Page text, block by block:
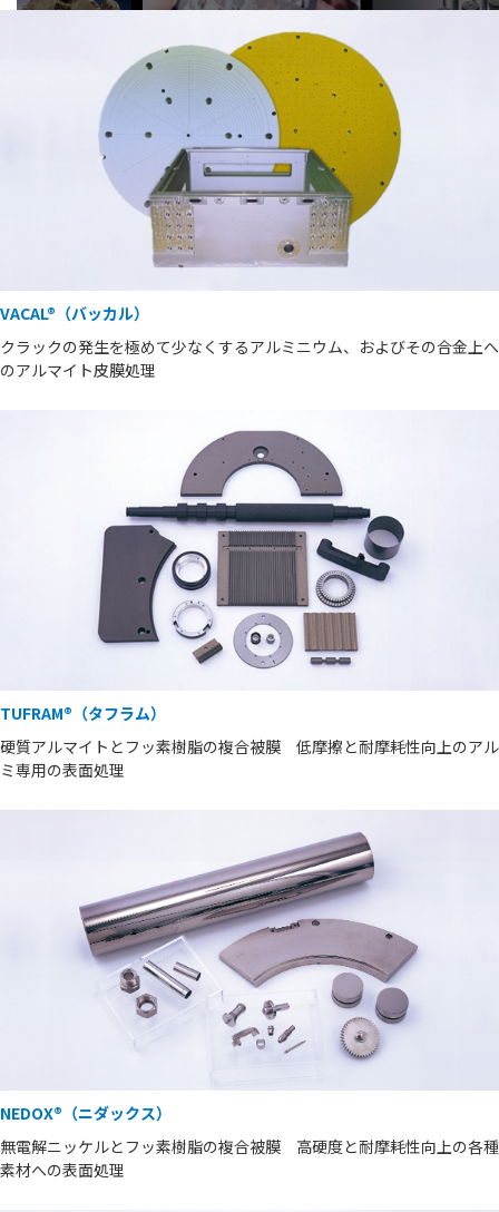
VACAL®（バッカル）
クラックの発生を極めて少なくするアルミニウム、およびその合金上へ
のアルマイト皮膜処理
TUFRAM®（タフラム）
硬質アルマイトとフッ素樹脂の複合被膜 低摩擦と耐摩耗性向上のアル
ミ専用の表面処理
NEDOX®（ニダックス）
無電解ニッケルとフッ素樹脂の複合被膜 高硬度と耐摩耗性向上の各種
素材への表面処理